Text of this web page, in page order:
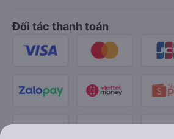
Đối tác thanh toán